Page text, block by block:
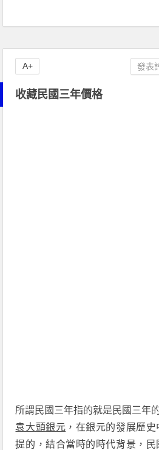
收藏民國三年價格
所謂民國三年指的就是民國三年
袁大頭銀元 ，在銀元的發展歷
提的，結合當時的時代背景，
發表
A+